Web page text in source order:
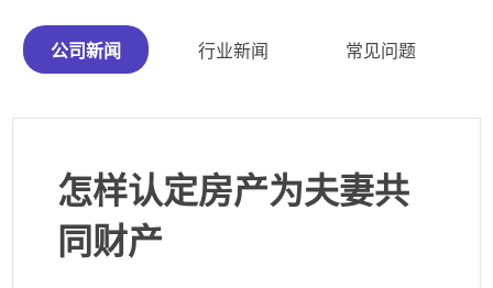
公司新闻 行业新闻 常见问题
怎样认定房产为夫妻共
同财产